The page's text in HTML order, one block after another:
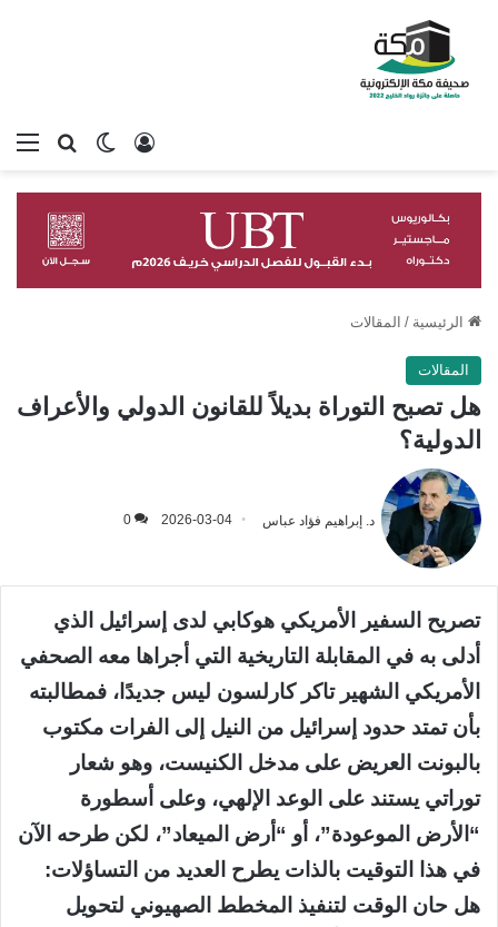
بحثالوضع
تسجيل الدخول
الرئيسية / المقالات
المقالات
هل تصبح التوراة بديلاً للقانون الدولي والأعراف
الدولية؟
د. إبراهيم فؤاد عباس 2026-03-04
0
تصريح السفير الأمريكي هوكابي لدى إسرائيل الذي
أدلى به في المقابلة التاريخية التي أجراها معه الصحفي
الأمريكي الشهير تاكر كارلسون ليس جديدًا، فمطالبته
بأن تمتد حدود إسرائيل من النيل إلى الفرات مكتوب
بالبونت العريض على مدخل الكنيست، وهو شعار
توراتي يستند على الوعد الإلهي، وعلى أسطورة
“الأرض الموعودة”، أو “أرض الميعاد”، لكن طرحه الآن
في هذا التوقيت بالذات يطرح العديد من التساؤلات:
هل حان الوقت لتنفيذ المخطط الصهيوني لتحويل